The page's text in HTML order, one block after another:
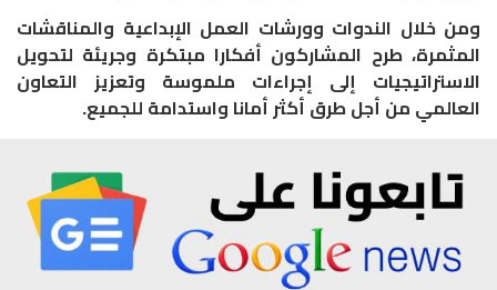
ومن خلال الندوات وورشات العمل الإبداعية والمناقشات
المثمرة، طرح المشاركون أفكارا مبتكرة وجريئة لتحويل
الاستراتيجيات إلى إجراءات ملموسة وتعزيز التعاون
العالمي من أجل طرق أكثر أمانا واستدامة للجميع.